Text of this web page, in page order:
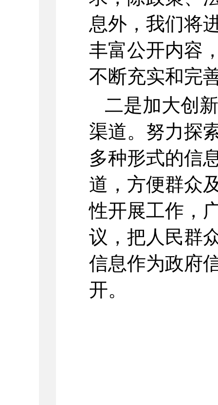
息外，我们将
丰富公开内容
不断充实和完
二是加大创
渠道。努力探
多种形式的信
道，方便群众
性开展工作，
议，把人民群
信息作为政府
开。